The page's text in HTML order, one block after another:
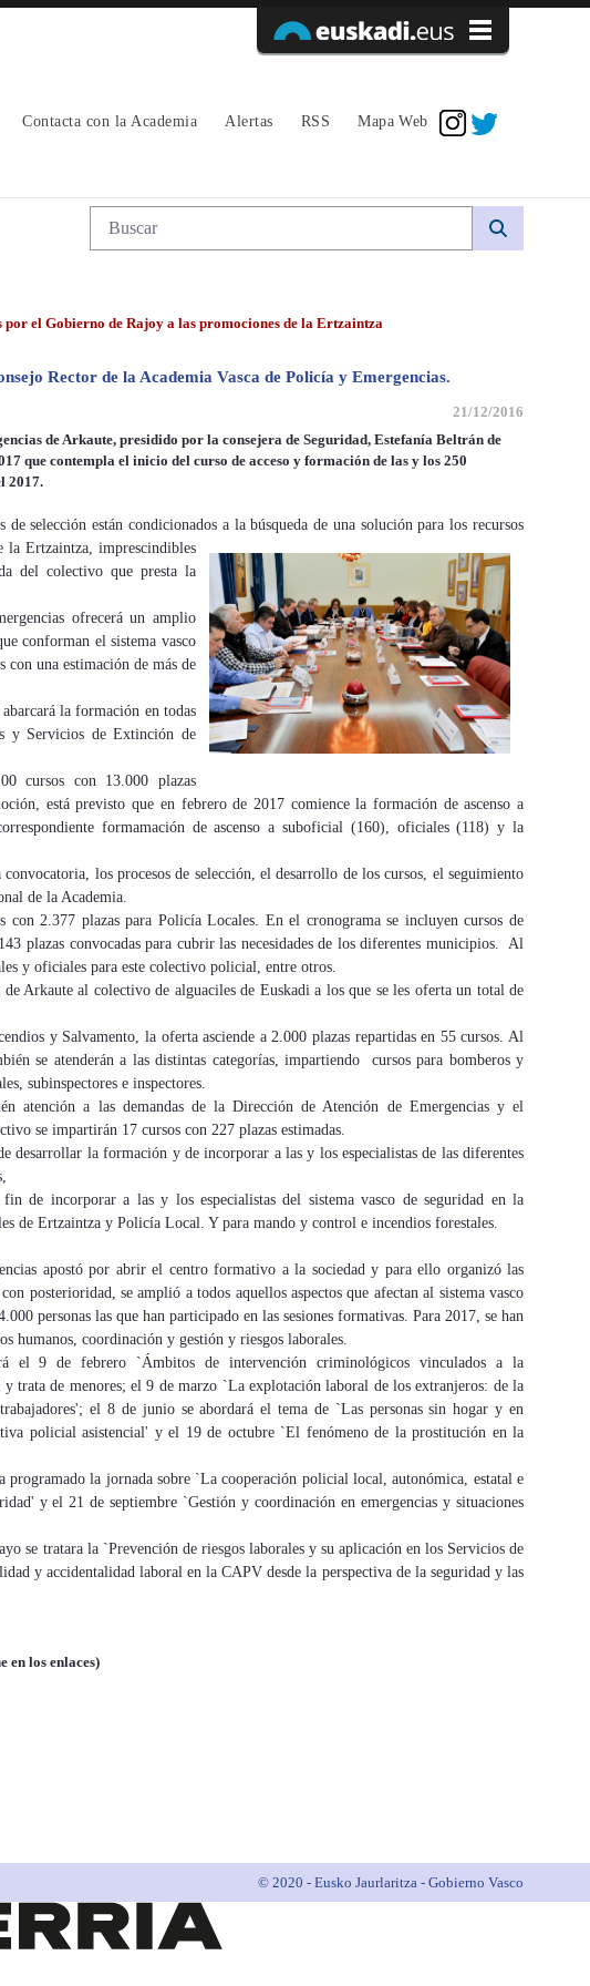
Contacta con la Academia Alertas RSS Mapa Web
Búsqueda web
por el Gobierno de Rajoy a las promociones de la Ertzaintza
Rector de la Academia Vasca de Policía y Emergencias.
21/12/2016
de Arkaute, presidido por la consejera de Seguridad, Estefanía Beltrán de
que contempla el inicio del curso de acceso y formación de las y los 250
2017.
selección están condicionados ala búsqueda de una solución para los recursos
la Ertzaintza, imprescindibles
del colectivo que presta la
ofrecerá un amplio
conforman el sistema vasco
una estimación de más de
la formación en todas
y Servicios de Extinción de
cursos con 13.000 plazas
está previsto que en febrero de 2017 comience la formación de ascenso a
formamación de ascenso a suboficial (160), oficiales (118) y la
los procesos de selección, el desarrollo de los cursos, el seguimiento
de la Academia.
2.377 plazas para Policía Locales. En el cronograma se incluyen cursos de
plazas convocadas para cubrir las necesidades de los diferentes municipios. Al
y oficiales para este colectivo policial, entre otros.
Arkaute al colectivo de alguaciles de Euskadi a los que se les oferta un total de
y Salvamento, la oferta asciende a 2.000 plazas repartidas en 55 cursos. Al
se atenderán a las distintas categorías, impartiendo cursos para bomberos y
subinspectores e inspectores.
atención a las demandas de la Dirección de Atención de Emergencias y el
se impartirán 17 cursos con 227 plazas estimadas.
desarrollar la formación y de incorporar a las y los especialistas de las diferentes
de incorporar a las y los especialistas del sistema vasco de seguridad en la
de Ertzaintza y Policía Local. Y para mando y control e incendios forestales.
apostó por abrir el centro formativo a la sociedad y para ello organizó las
posterioridad, se amplió a todos aquellos aspectos que afectan al sistema vasco
personas las que han participado en las sesiones formativas. Para 2017, se han
humanos, coordinación y gestión y riesgos laborales.
el 9 de febrero `Ámbitos de intervención criminológicos vinculados a la
trata de menores; el 9 de marzo `La explotación laboral de los extranjeros: de la
el 8 de junio se abordará el tema de `Las personas sin hogar y en
policial asistencial' y el 19 de octubre `El fenómeno de la prostitución en la
la jornada sobre `La cooperación policial local, autonómica, estatal e
y el 21 de septiembre `Gestión y coordinación en emergencias y situaciones
se tratara la `Prevención de riesgos laborales y su aplicación en los Servicios de
y accidentalidad laboral en la CAPV desde la perspectiva de la seguridad y las
en los enlaces)
© 2020 - Eusko Jaurlaritza - Gobierno Vasco